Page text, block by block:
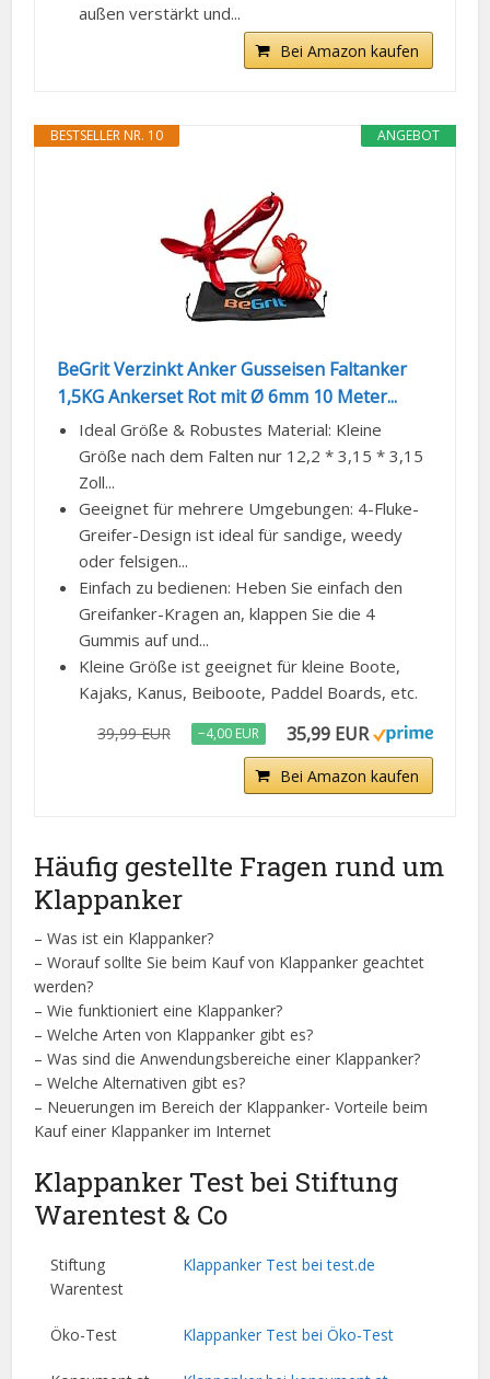
außen verstärkt und...
Bei Amazon kaufen
ANGEBOT
BESTSELLER NR. 10
BeGrit Verzinkt Anker Gusseisen Faltanker
1,5KG Ankerset Rot mit Ø 6mm 10 Meter...
Ideal Größe & Robustes Material: Kleine
Größe nach dem Falten nur 12,2 * 3,15 * 3,15
Zoll...
Geeignet für mehrere Umgebungen: 4-Fluke-
Greifer-Design ist ideal für sandige, weedy
oder felsigen...
Einfach zu bedienen: Heben Sie einfach den
Greifanker-Kragen an, klappen Sie die 4
Gummis auf und...
Kleine Größe ist geeignet für kleine Boote,
Kajaks, Kanus, Beiboote, Paddel Boards, etc.
39,99 EUR −4,00 EUR 35,99 EUR
Bei Amazon kaufen
Häufig gestellte Fragen rund um
Klappanker
– Was ist ein Klappanker?
– Worauf sollte Sie beim Kauf von Klappanker geachtet
werden?
– Wie funktioniert eine Klappanker?
– Welche Arten von Klappanker gibt es?
– Was sind die Anwendungsbereiche einer Klappanker?
– Welche Alternativen gibt es?
– Neuerungen im Bereich der Klappanker- Vorteile beim
Kauf einer Klappanker im Internet
Klappanker Test bei Stiftung
Warentest & Co
Stiftung
Warentest
Klappanker Test bei test.de
Öko-Test Klappanker Test bei Öko-Test